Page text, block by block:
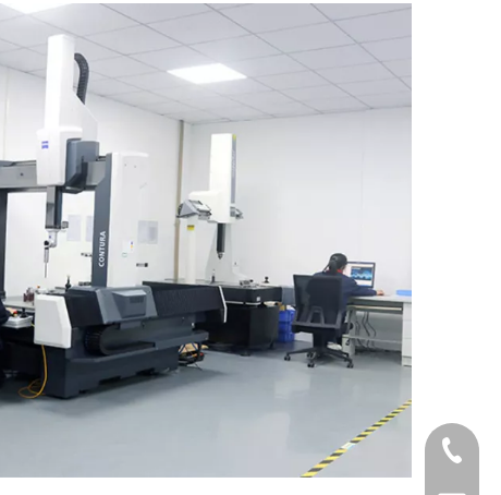
+86-